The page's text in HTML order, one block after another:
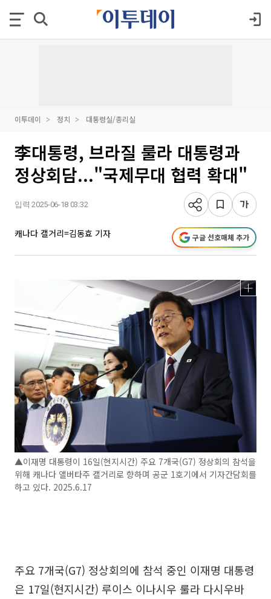
이투데이 정치 대통령실/총리실
李대통령, 브라질 룰라 대통령과
정상회담..."국제무대 협력 확대"
입력 2025-06-18 03:32
캐나다 캘거리=김동효 기자 구글 선호매체 추가
▲이재명 대통령이 16일(현지시간) 주요 7개국(G7) 정상회의 참석을
위해 캐나다 앨버타주 캘거리로 향하며 공군 1호기에서 기자간담회를
하고 있다. 2025.6.17
주요 7개국(G7) 정상회의에 참석 중인 이재명 대통령
은 17일(현지시간) 루이스 이나시우 룰라 다시우바